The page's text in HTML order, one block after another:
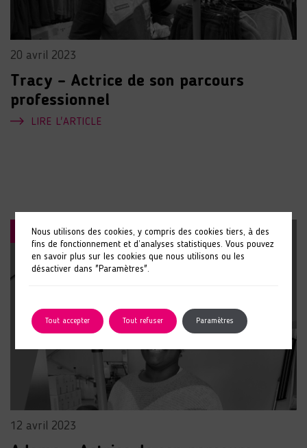
20 avril 2023
Tracy – Actrice de son parcours
professionnel
LIRE L'ARTICLE
RÉUSSITE DE PARCOURS
12 avril 2023
Nous utilisons des cookies, y compris des cookies tiers, à des
fins de fonctionnement et d’analyses statistiques. Vous pouvez
en savoir plus sur les cookies que nous utilisons ou les
désactiver dans "Paramètres".
Tout accepter Tout refuser Paramètres